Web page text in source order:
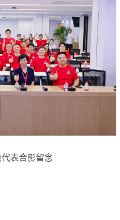
表合影留念